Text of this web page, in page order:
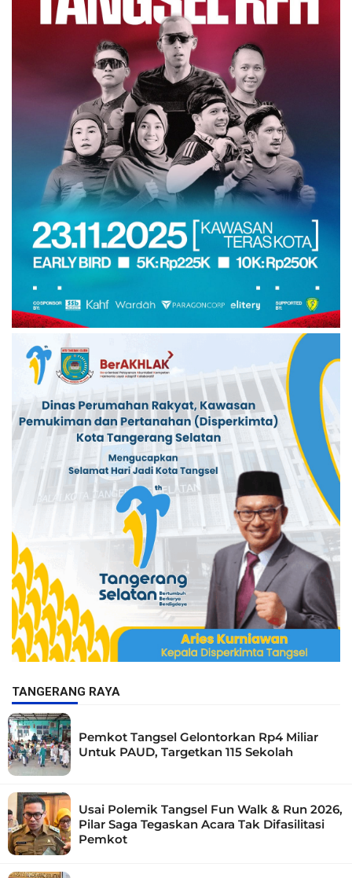
TANGERANG RAYA
Pemkot Tangsel Gelontorkan Rp4 Miliar
Untuk PAUD, Targetkan 115 Sekolah
Usai Polemik Tangsel Fun Walk & Run 2026,
Pilar Saga Tegaskan Acara Tak Difasilitasi
Pemkot